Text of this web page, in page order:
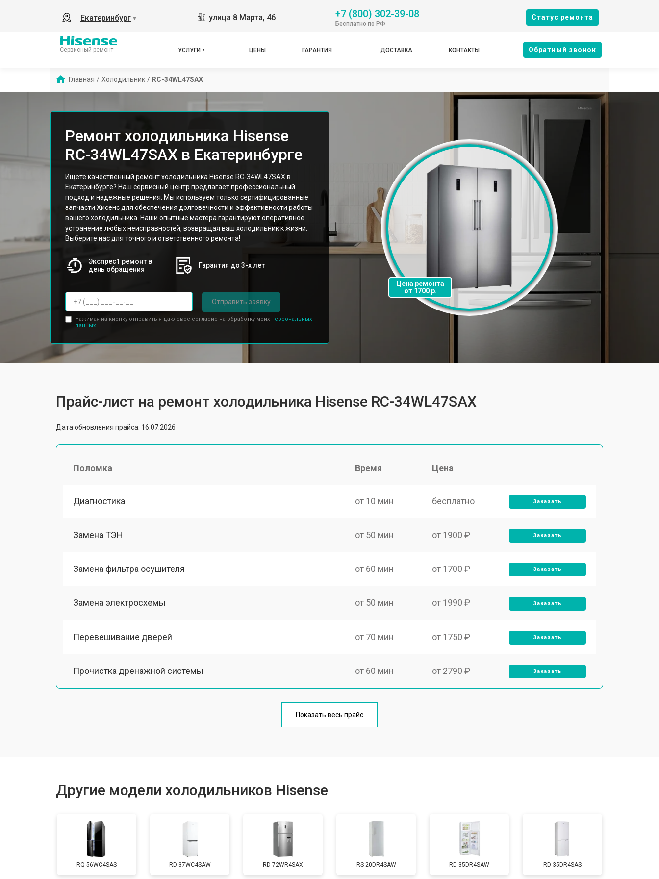
Екатеринбург ▼ улица 8 Марта, 46 +7 (800) 302-39-08
Бесплатно по РФ
Cтатус ремонта
Сервисный ремонт УСЛУГИ ЦЕНЫ ГАРАНТИЯ ДОСТАВКА КОНТАКТЫ Oбратный звонок
Главная / Холодильник / RС-34WL47SAX
Ремонт холодильника Hisense
RС-34WL47SAX в Екатеринбурге
Ищете качественный ремонт холодильника Hisense RС-34WL47SAX в
Екатеринбурге? Наш сервисный центр предлагает профессиональный
подход и надежные решения. Мы используем только сертифицированные
запчасти Хисенс для обеспечения долговечности и эффективности работы
вашего холодильника. Наши опытные мастера гарантируют оперативное
устранение любых неисправностей, возвращая ваш холодильник к жизни.
Выберите нас для точного и ответственного ремонта!
Экспрес1 ремонт в
день обращения
Гарантия до 3-х лет
Отправить заявку
Нажимая на кнопку отправить я даю свое согласие на обработку моих персональных
данных.
Цена ремонта
от 1700 р.
Прайс-лист на ремонт холодильника Hisense RС-34WL47SAX
Дата обновления прайса: 16.07.2026
Поломка Время Цена
Диагностика от 10 мин бесплатно Заказать
Замена ТЭН от 50 мин от 1900 ₽ Заказать
Замена фильтра осушителя от 60 мин от 1700 ₽ Заказать
Замена электросхемы от 50 мин от 1990 ₽ Заказать
Перевешивание дверей от 70 мин от 1750 ₽ Заказать
Прочистка дренажной системы от 60 мин от 2790 ₽ Заказать
от 60 мин
Замена таймера от 1810 ₽ Заказать
Замена платы управления (мат.платы, мейн платы) от 50 мин от 1700 ₽ Заказать
Показать весь прайс
Другие модели холодильников Hisense
RQ-56WC4SAS RD-37WC4SAW RD-72WR4SAX RS-20DR4SAW RD-35DR4SAW RD-35DR4SAS